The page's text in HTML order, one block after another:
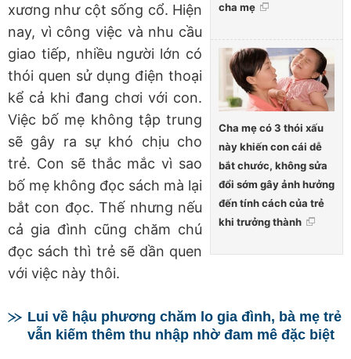
cha mẹ
Cha mẹ có 3 thói xấu
này khiến con cái dễ
bắt chước, không sửa
đổi sớm gây ảnh hưởng
đến tính cách của trẻ
khi trưởng thành
xương như cột sống cổ. Hiện
nay, vì công việc và nhu cầu
giao tiếp, nhiều người lớn có
thói quen sử dụng điện thoại
kể cả khi đang chơi với con.
Việc bố mẹ không tập trung
sẽ gây ra sự khó chịu cho
trẻ. Con sẽ thắc mắc vì sao
bố mẹ không đọc sách mà lại
bắt con đọc. Thế nhưng nếu
cả gia đình cũng chăm chú
đọc sách thì trẻ sẽ dần quen
với việc này thôi.
Lui về hậu phương chăm lo gia đình, bà mẹ trẻ
vẫn kiếm thêm thu nhập nhờ đam mê đặc biệt